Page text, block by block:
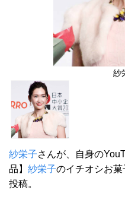
紗
紗栄子さんが、自身の
品】 紗栄子のイチオシお
投稿。